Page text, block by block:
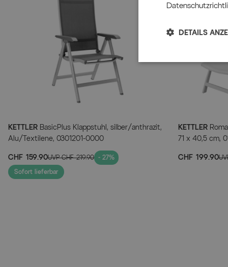
KETTLER BasicPlus Klappstuhl, silber/anthrazit,
Alu/Textilene, 0301201-0000
CHF 159.90UVPCHF 219.90 - 27%
Sofort lieferbar
KETTLER
71 x 40,5 cm,
CHF 199.90
DETAILS